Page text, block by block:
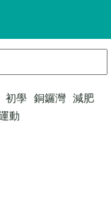
初學 銅鑼灣 減肥
動